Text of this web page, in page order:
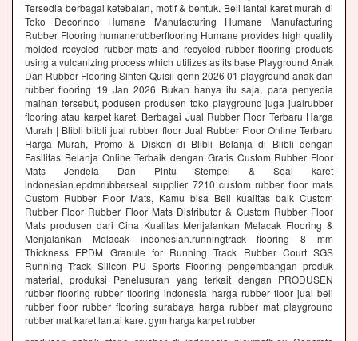
Tersedia berbagai ketebalan, motif & bentuk. Beli lantai karet murah di
Toko Decorindo Humane Manufacturing Humane Manufacturing
Rubber Flooring humanerubberflooring Humane provides high quality
molded recycled rubber mats and recycled rubber flooring products
using a vulcanizing process which utilizes as its base Playground Anak
Dan Rubber Flooring Sinten Quisii qenn 2026 01 playground anak dan
rubber flooring 19 Jan 2026 Bukan hanya itu saja, para penyedia
mainan tersebut, podusen produsen toko playground juga jualrubber
flooring atau karpet karet. Berbagai Jual Rubber Floor Terbaru Harga
Murah | Blibli blibli jual rubber floor Jual Rubber Floor Online Terbaru
Harga Murah, Promo & Diskon di Blibli Belanja di Blibli dengan
Fasilitas Belanja Online Terbaik dengan Gratis Custom Rubber Floor
Mats Jendela Dan Pintu Stempel & Seal karet
indonesian.epdmrubberseal supplier 7210 custom rubber floor mats
Custom Rubber Floor Mats, Kamu bisa Beli kualitas baik Custom
Rubber Floor Rubber Floor Mats Distributor & Custom Rubber Floor
Mats produsen dari Cina Kualitas Menjalankan Melacak Flooring &
Menjalankan Melacak indonesian.runningtrack flooring 8 mm
Thickness EPDM Granule for Running Track Rubber Court SGS
Running Track Silicon PU Sports Flooring pengembangan produk
material, produksi Penelusuran yang terkait dengan PRODUSEN
rubber flooring rubber flooring indonesia harga rubber floor jual beli
rubber floor rubber flooring surabaya harga rubber mat playground
rubber mat karet lantai karet gym harga karpet rubber